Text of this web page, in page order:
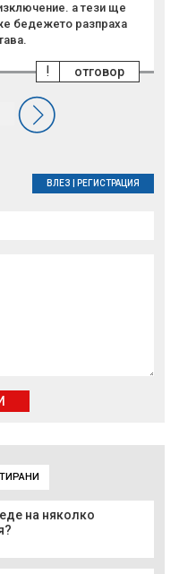
на няколко
а тези ще
бедежето разпраха
отговор
!
ВЛЕЗ РЕГИСТРАЦИЯ